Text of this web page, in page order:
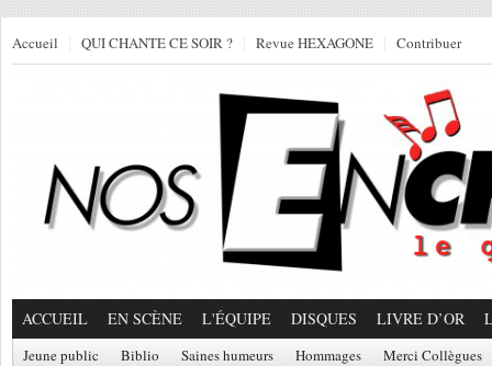
Accueil QUI CHANTE CE SOIR ? Revue HEXAGONE Contribuer
ACCUEIL EN SCÈNE L'ÉQUIPE DISQUES LIVRE D’OR
Jeune public Biblio Saines humeurs Hommages Merci Collègues